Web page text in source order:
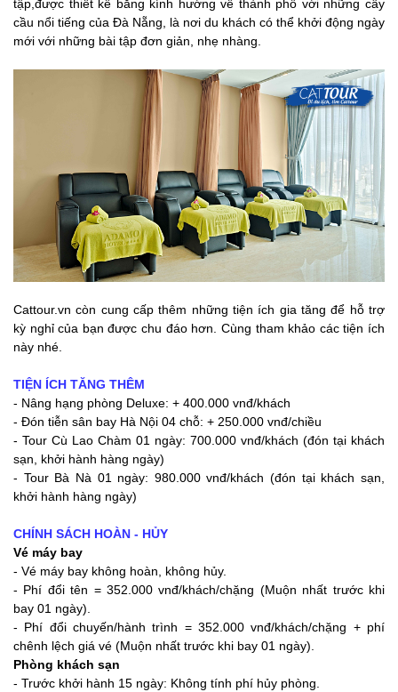
tập,được thiết kế bằng kính hướng về thành phố với những cây
cầu nổi tiếng của Đà Nẵng, là nơi du khách có thể khởi động ngày
mới với những bài tập đơn giản, nhẹ nhàng.
Cattour.vn còn cung cấp thêm những tiện ích gia tăng để hỗ trợ
kỳ nghỉ của bạn được chu đáo hơn. Cùng tham khảo các tiện ích
này nhé.
TIỆN ÍCH TĂNG THÊM
- Nâng hạng phòng Deluxe: + 400.000 vnđ/khách
- Đón tiễn sân bay Hà Nội 04 chỗ: + 250.000 vnđ/chiều
- Tour Cù Lao Chàm 01 ngày: 700.000 vnđ/khách (đón tại khách
sạn, khởi hành hàng ngày)
- Tour Bà Nà 01 ngày: 980.000 vnđ/khách (đón tại khách sạn,
khởi hành hàng ngày)
CHÍNH SÁCH HOÀN - HỦY
Vé máy bay
- Vé máy bay không hoàn, không hủy.
- Phí đổi tên = 352.000 vnđ/khách/chặng (Muộn nhất trước khi
bay 01 ngày).
- Phí đổi chuyến/hành trình = 352.000 vnđ/khách/chặng + phí
chênh lệch giá vé (Muộn nhất trước khi bay 01 ngày).
Phòng khách sạn
- Trước khởi hành 15 ngày: Không tính phí hủy phòng.